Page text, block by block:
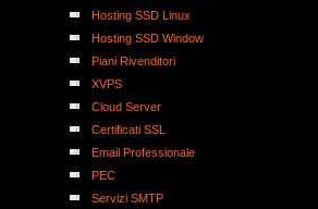
Hosting SSD Linux
Hosting SSD Window
Piani Rivenditori
XVPS
Cloud Server
Certificati SSL
Email Professionale
PEC
Servizi SMTP